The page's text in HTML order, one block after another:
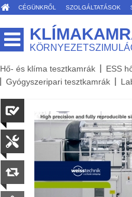
CÉGÜNKRŐL SZOLGÁLTATÁSOK
Hő- és klíma tesztkamrák ESS
Gyógyszeripari tesztkamrák